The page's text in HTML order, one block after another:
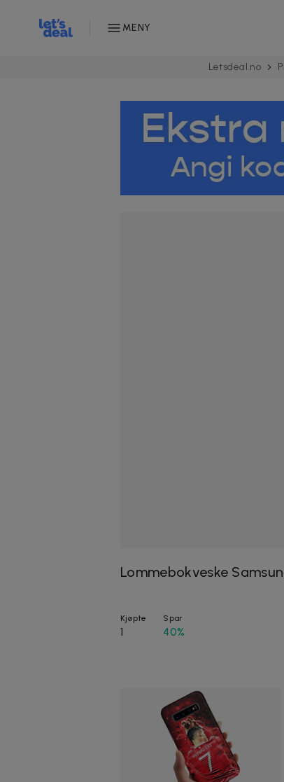
MENY
Letsdeal.no
Lommebokveske
Kjøpte
1
Spar
40%